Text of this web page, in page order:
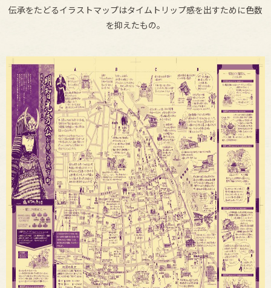
伝承をたどるイラストマップはタイムトリップ感を出すために色数
を抑えたもの。